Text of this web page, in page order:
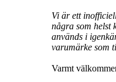
Vi är ett
några som
används i
varumärke som
Varmt